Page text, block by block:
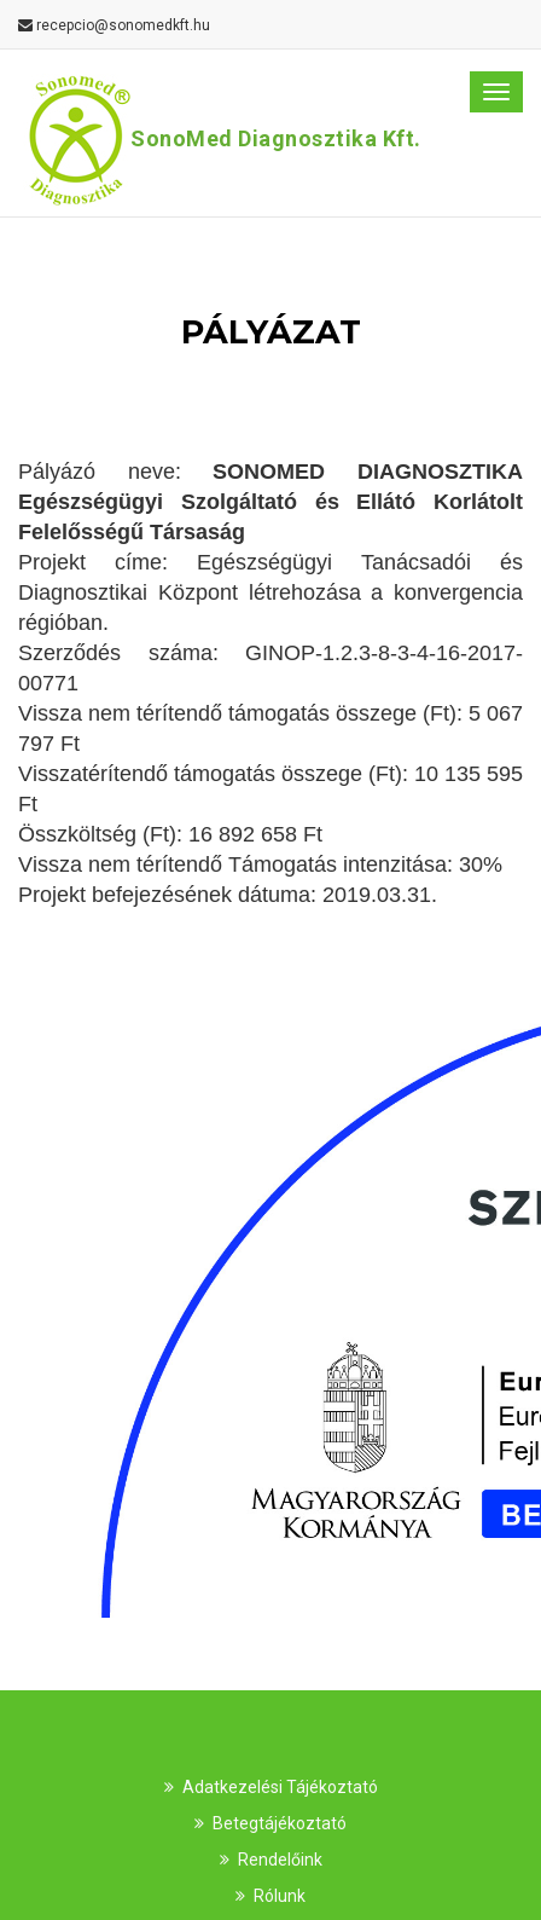
recepcio@sonomedkft.hu
Menü
SonoMed Diagnosztika Kft.
PÁLYÁZAT
Pályázó neve:SONOMED DIAGNOSZTIKA
Egészségügyi Szolgáltató és Ellátó Korlátolt
Felelősségű Társaság
Projekt címe: Egészségügyi Tanácsadói és
Diagnosztikai Központ létrehozása a konvergencia
régióban.
Szerződés száma: GINOP-1.2.3-8-3-4-16-2017-
00771
Vissza nem térítendő támogatás összege (Ft): 5 067
797 Ft
Visszatérítendő támogatás összege (Ft): 10 135 595
Ft
Összköltség (Ft): 16 892 658 Ft
Vissza nem térítendő Támogatás intenzitása: 30%
Projekt befejezésének dátuma: 2019.03.31.
Adatkezelési Tájékoztató
Betegtájékoztató
Rendelőink
Rólunk